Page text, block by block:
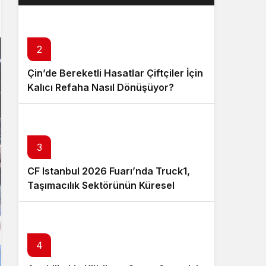
Layık Görüldü?
2
Çin’de Bereketli Hasatlar Çiftçiler İçin
Kalıcı Refaha Nasıl Dönüşüyor?
3
CF Istanbul 2026 Fuarı’nda Truck1,
Taşımacılık Sektörünün Küresel
Tedarik Zincirini Dijital Platformuyla
4